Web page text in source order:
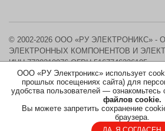
ООО «РУ Электроникс» использует
прошлых посещениях сайта) для
удобства пользователей — ознакомьтесь
файлов cookie.
Вы можете запретить сохранение
браузера.
© 2002-2026 ООО «РУ ЭЛЕКТРОНИКС»
ЭЛЕКТРОННЫХ КОМПОНЕНТОВ И
ИНН 7730219976 ОГРН 5167746326105
КАРТА САЙТА
ПОЛИТИКА ОБРАБОТКИ